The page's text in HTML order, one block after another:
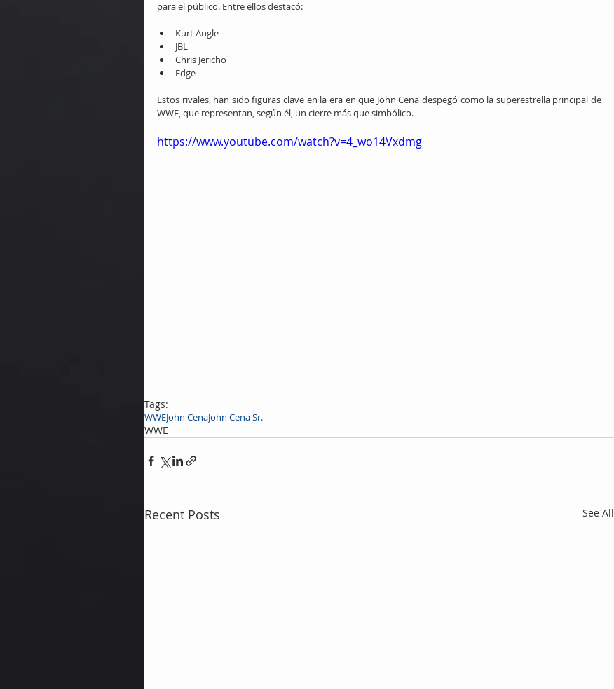
para el público. Entre ellos destacó:
Kurt Angle
JBL
Chris Jericho
Edge
Estos rivales, han sido figuras clave en la era en que John Cena despegó como la superestrella principal de
WWE, que representan, según él, un cierre más que simbólico.
https://www.youtube.com/watch?v=4_wo14Vxdmg
Tags:
WWEJohn CenaJohn Cena Sr.
WWE
Recent Posts See All